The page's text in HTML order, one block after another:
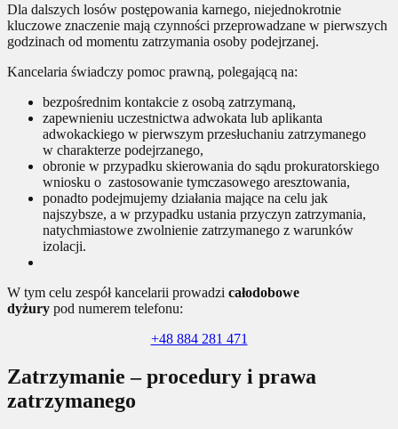
Dla dalszych losów postępowania karnego, niejednokrotnie
kluczowe znaczenie mają czynności przeprowadzane w pierwszych
godzinach od momentu zatrzymania osoby podejrzanej.
Kancelaria świadczy pomoc prawną, polegającą na:
bezpośrednim kontakcie z osobą zatrzymaną,
zapewnieniu uczestnictwa adwokata lub aplikanta
adwokackiego w pierwszym przesłuchaniu zatrzymanego
w charakterze podejrzanego,
obronie w przypadku skierowania do sądu prokuratorskiego
wniosku o zastosowanie tymczasowego aresztowania,
ponadto podejmujemy działania mające na celu jak
najszybsze, a w przypadku ustania przyczyn zatrzymania,
natychmiastowe zwolnienie zatrzymanego z warunków
izolacji.
W tym celu zespół kancelarii prowadzi całodobowe
dyżury pod numerem telefonu:
+48 884 281 471
Zatrzymanie – procedury i prawa
zatrzymanego